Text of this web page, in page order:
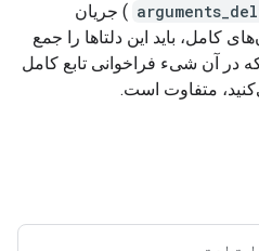
) جریان
کامل، باید این دلتاها را جمع
در آن شیء فراخوانی تابع کامل
متفاوت است.